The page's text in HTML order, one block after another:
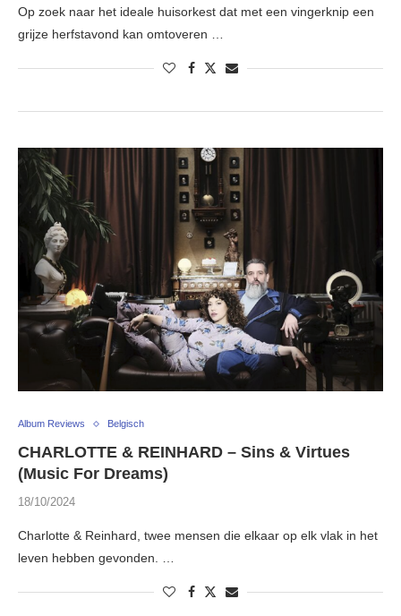
Op zoek naar het ideale huisorkest dat met een vingerknip een
grijze herfstavond kan omtoveren …
Album Reviews Belgisch
CHARLOTTE & REINHARD – Sins & Virtues
(Music For Dreams)
18/10/2024
Charlotte & Reinhard, twee mensen die elkaar op elk vlak in het
leven hebben gevonden. …